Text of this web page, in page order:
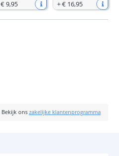
€ 9,95
+€ 16,95
Bekijk ons zakelijke klantenprogramma